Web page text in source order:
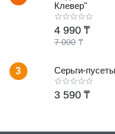
Клевер"
7 000 ₸
4 990 ₸
3 Серьги-
3 590 ₸